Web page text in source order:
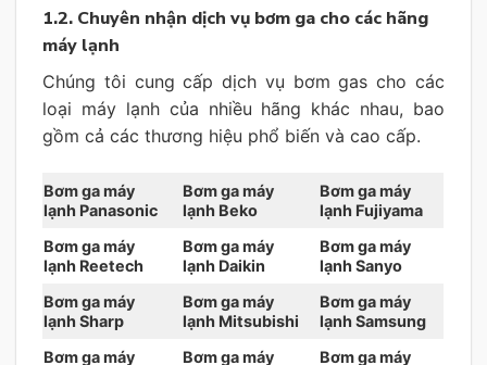
1.2. Chuyên nhận dịch vụ bơm ga cho các hãng
máy lạnh
Chúng tôi cung cấp dịch vụ bơm gas cho các
loại máy lạnh của nhiều hãng khác nhau, bao
gồm cả các thương hiệu phổ biến và cao cấp.
Bơm ga máy
lạnh Panasonic
Bơm ga máy
lạnh Beko
Bơm ga máy
lạnh Fujiyama
Bơm ga máy
lạnh Reetech
Bơm ga máy
lạnh Daikin
Bơm ga máy
lạnh Sanyo
Bơm ga máy
lạnh Sharp
Bơm ga máy
lạnh Mitsubishi
Bơm ga máy
lạnh Samsung
Bơm ga máy
Bơm ga máy Bơm ga máy